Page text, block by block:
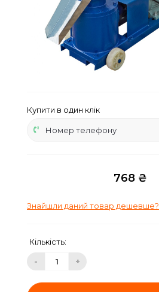
Купити в один клік
768 ₴
Знайшли даний товар дешевше?
Кількість:
- +